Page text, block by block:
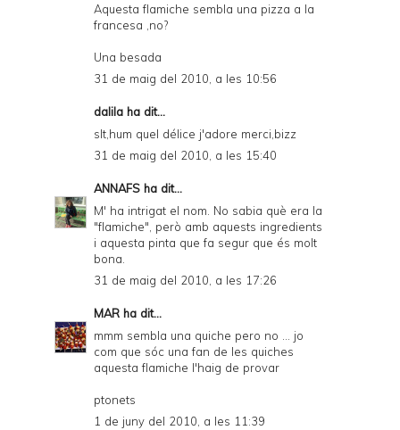
Aquesta flamiche sembla una pizza a la
francesa ,no?
Una besada
31 de maig del 2010, a les 10:56
dalila ha dit...
slt,hum quel délice j'adore merci,bizz
31 de maig del 2010, a les 15:40
ANNAFS ha dit...
M' ha intrigat el nom. No sabia què era la
"flamiche", però amb aquests ingredients
i aquesta pinta que fa segur que és molt
bona.
31 de maig del 2010, a les 17:26
MAR ha dit...
mmm sembla una quiche pero no ... jo
com que sóc una fan de les quiches
aquesta flamiche l'haig de provar
ptonets
1 de juny del 2010, a les 11:39